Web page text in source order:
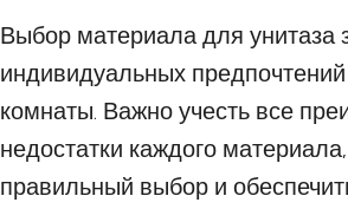
Выбор материала для унитаза
индивидуальных
комнаты. Важно учесть все
недостатки каждого
правильный выбор и